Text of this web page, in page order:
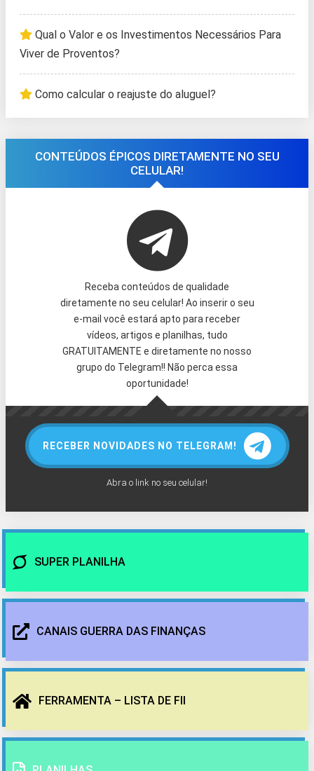
Qual o Valor e os Investimentos Necessários Para
Viver de Proventos?
Como calcular o reajuste do aluguel?
CONTEÚDOS ÉPICOS DIRETAMENTE NO SEU
CELULAR!
Receba conteúdos de qualidade
diretamente no seu celular! Ao inserir o seu
e-mail você estará apto para receber
vídeos, artigos e planilhas, tudo
GRATUITAMENTE e diretamente no nosso
grupo do Telegram!! Não perca essa
oportunidade!
RECEBER NOVIDADES NO TELEGRAM!
Abra o link no seu celular!
SUPER PLANILHA
CANAIS GUERRA DAS FINANÇAS
FERRAMENTA – LISTA DE FII